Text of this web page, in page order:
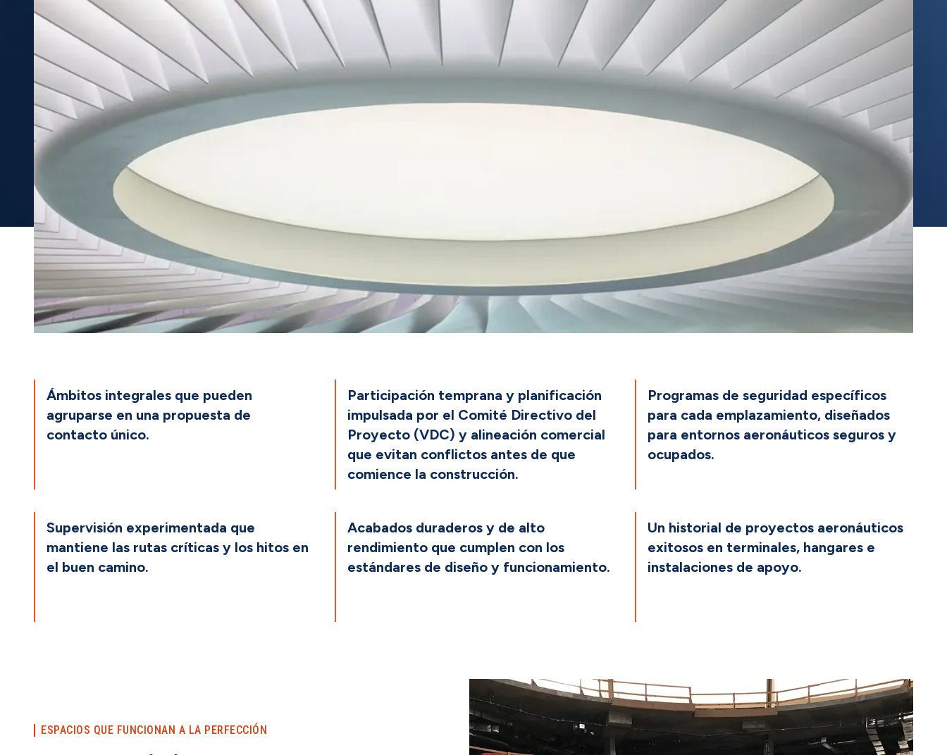
Ámbitos integrales que pueden
agruparse en una propuesta de
contacto único.
Participación temprana y planificación
impulsada por el Comité Directivo del
Proyecto (VDC) y alineación comercial
que evitan conflictos antes de que
comience la construcción.
Programas de seguridad específicos
para cada emplazamiento, diseñados
para entornos aeronáuticos seguros y
ocupados.
Supervisión experimentada que
mantiene las rutas críticas y los hitos en
el buen camino.
Acabados duraderos y de alto
rendimiento que cumplen con los
estándares de diseño y funcionamiento.
Un historial de proyectos aeronáuticos
exitosos en terminales, hangares e
instalaciones de apoyo.
ESPACIOS QUE FUNCIONAN A LA PERFECCIÓN